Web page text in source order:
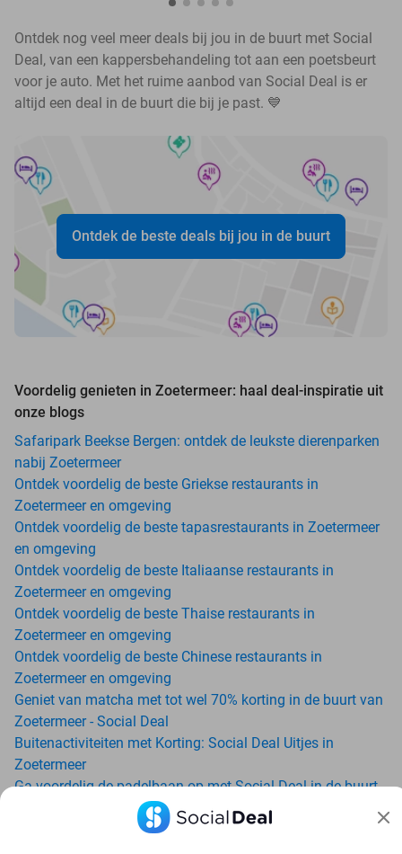
Ontdek nog veel meer deals bij jou in de buurt met Social
Deal, van een kappersbehandeling tot aan een poetsbeurt
voor je auto. Met het ruime aanbod van Social Deal is er
altijd een deal in de buurt die bij je past. 💙
Ontdek de beste deals bij jou in de buurt
Voordelig genieten in Zoetermeer: haal deal-inspiratie uit
onze blogs
Safaripark Beekse Bergen: ontdek de leukste dierenparken
nabij Zoetermeer
Ontdek voordelig de beste Griekse restaurants in
Zoetermeer en omgeving
Ontdek voordelig de beste tapasrestaurants in Zoetermeer
en omgeving
Ontdek voordelig de beste Italiaanse restaurants in
Zoetermeer en omgeving
Ontdek voordelig de beste Thaise restaurants in
Zoetermeer en omgeving
Ontdek voordelig de beste Chinese restaurants in
Zoetermeer en omgeving
Geniet van matcha met tot wel 70% korting in de buurt van
Zoetermeer - Social Deal
Buitenactiviteiten met Korting: Social Deal Uitjes in
Zoetermeer
Ga voordelig de padelbaan op met Social Deal in de buurt
Geniet van je vakantie in Zoetermeer in Nederland met